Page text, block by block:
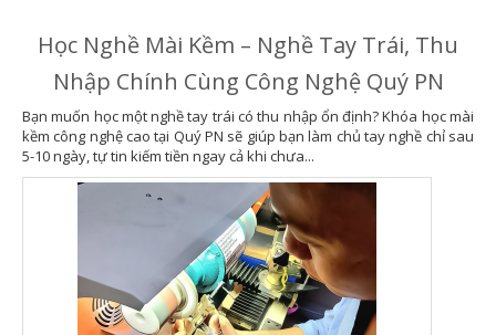
Học Nghề Mài Kềm – Nghề Tay Trái, Thu
Nhập Chính Cùng Công Nghệ Quý PN
Bạn muốn học một nghề tay trái có thu nhập ổn định? Khóa học mài
kềm công nghệ cao tại Quý PN sẽ giúp bạn làm chủ tay nghề chỉ sau
5-10 ngày, tự tin kiếm tiền ngay cả khi chưa...